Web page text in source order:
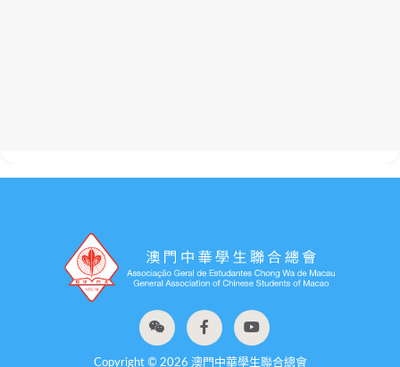
Copyright © 2026 澳門中華學生聯合總會